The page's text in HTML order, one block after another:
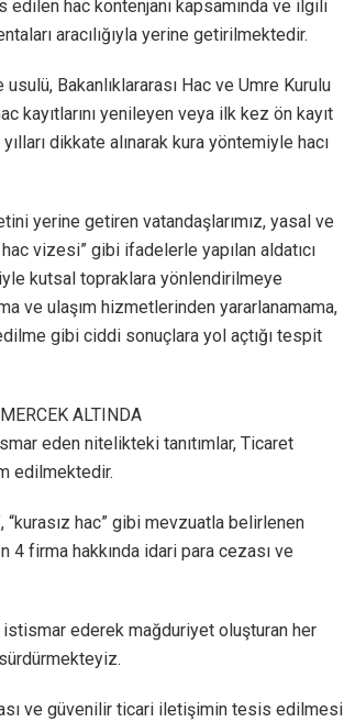
hac kontenjanı kapsamında ve ilgili
aracılığıyla yerine getirilmektedir.
Bakanlıklararası Hac ve Umre Kurulu
kayıtlarını yenileyen veya ilk kez ön kayıt
dikkate alınarak kura yöntemiyle hacı
yerine getiren vatandaşlarımız, yasal ve
vizesi” gibi ifadelerle yapılan aldatıcı
kutsal topraklara yönlendirilmeye
ve ulaşım hizmetlerinden yararlanamama,
gibi ciddi sonuçlara yol açtığı tespit
ALTINDA
eden nitelikteki tanıtımlar, Ticaret
edilmektedir.
“kurasız hac” gibi mevzuatla belirlenen
4 firma hakkında idari para cezası ve
istismar ederek mağduriyet oluşturan her
ve güvenilir ticari iletişimin tesis edilmesi